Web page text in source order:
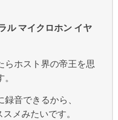
ル マイクロホン イヤ
らホスト界の帝王を思
音できるから、
メみたいです。